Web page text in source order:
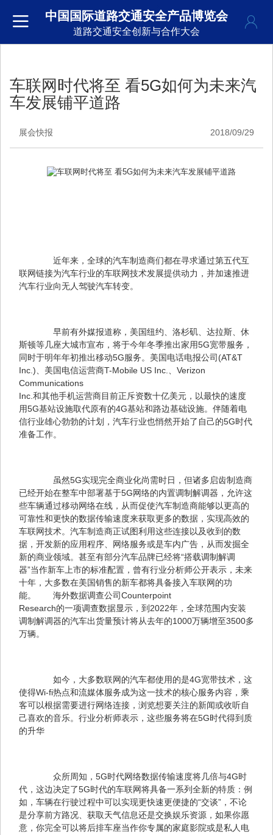
中国国际道路交通安全产品博览会
道路交通安全创新与合作大会
车联网时代将至 看5G如何为未来汽
车发展铺平道路
展会快报 2018/09/29
近年来，全球的汽车制造商们都在寻求通过第五代互
联网链接为汽车行业的车联网技术发展提供动力，并加速推进
汽车行业向无人驾驶汽车转变。
早前有外媒报道称，美国纽约、洛杉矶、达拉斯、休
斯顿等几座大城市宣布，将于今年冬季推出家用5G宽带服务，
同时于明年年初推出移动5G服务。美国电话电报公司(AT&T
Inc.)、美国电信运营商T-Mobile US Inc.、Verizon
Communications
Inc.和其他手机运营商目前正斥资数十亿美元，以最快的速度
用5G基站设施取代原有的4G基站和路边基础设施。伴随着电
信行业雄心勃勃的计划，汽车行业也悄然开始了自己的5G时代
准备工作。
虽然5G实现完全商业化尚需时日，但诸多启齿制造商
已经开始在整车中部署基于5G网络的内置调制解调器，允许这
些车辆通过移动网络在线，从而促使汽车制造商能够以更高的
可靠性和更快的数据传输速度来获取更多的数据，实现高效的
车联网技术。汽车制造商正试图利用这些连接以及收到的数
据，开发新的应用程序、网络服务或是车内广告，从而发掘全
新的商业领域。甚至有部分汽车品牌已经将“搭载调制解调
器”当作新车上市的标准配置，曾有行业分析师公开表示，未来
十年，大多数在美国销售的新车都将具备接入车联网的功
能。　　海外数据调查公司Counterpoint
Research的一项调查数据显示，到2022年，全球范围内安装
调制解调器的汽车出货量预计将从去年的1000万辆增至3500多
万辆。
如今，大多数联网的汽车都使用的是4G宽带技术，这
使得Wi-fi热点和流媒体服务成为这一技术的核心服务内容，乘
客可以根据需要进行网络连接，浏览想要关注的新闻或收听自
己喜欢的音乐。行业分析师表示，这些服务将在5G时代得到质
的升华
众所周知，5G时代网络数据传输速度将几倍与4G时
代，这边决定了5G时代的车联网将具备一系列全新的特质：例
如，车辆在行驶过程中可以实现更快速更便捷的“交谈”，不论
是分享前方路况、获取天气信息还是交换娱乐资源，如果你愿
意，你完全可以将后排车座当作你专属的家庭影院或是私人电